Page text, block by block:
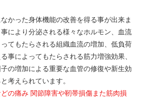
かった身体機能の改善を得る事が出来ま
により分泌される様々なホルモン、血流
てもたらされる組織血流の増加、低負荷
事によってもたらされる筋力増強効果、
の増加による重要な血管の修復や新生効
考えられています。
の痛み 関節障害や靭帯損傷また筋肉損